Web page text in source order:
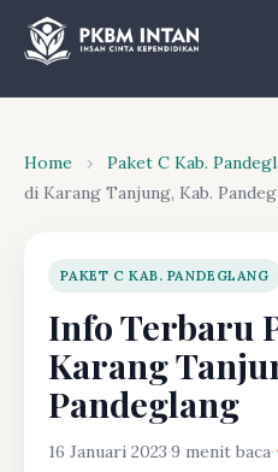
Home › Paket C Kab.
di Karang Tanjung, Kab.
PAKET C KAB. PANDEGLANG
Info Terbaru
Karang
Pandeglang
16 Januari 2023·9 menit baca·